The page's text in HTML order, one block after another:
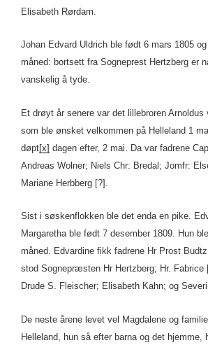
Elisabeth Rørdam.
Johan Edvard Uldrich ble født 6 mars 1805
måned: bortsett fra Sogneprest Hertzberg er
vanskelig å tyde.
Et drøyt år senere var det lillebroren Arnoldus
som ble ønsket velkommen på Helleland 1
døpt[x] dagen efter, 2 mai. Da var fadrene
Andreas Wolner; Niels Chr: Bredal; Jomfr:
Mariane Herbberg [?].
Sist i søskenflokken ble det enda en pike.
Margaretha ble født 7 desember 1809. Hun
måned. Edvardine fikk fadrene Hr Prost
stod Sognepræsten Hr Hertzberg; Hr. Fabrice
Drude S. Fleischer; Elisabeth Kahn; og
De neste årene levet vel Magdalene og
Helleland, hun så efter barna og det hjemme,